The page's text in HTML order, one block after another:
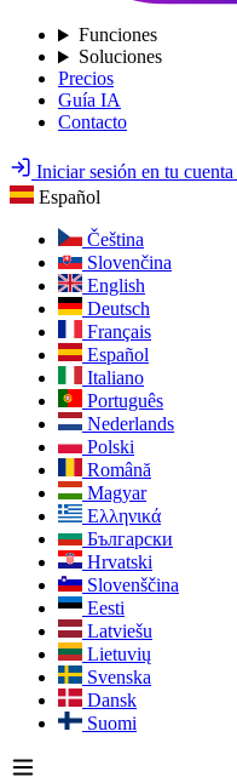
Funciones
Soluciones
Precios
Guía IA
Contacto
Iniciar sesión en tu cuenta
Español
Čeština
Slovenčina
English
Deutsch
Français
Español
Italiano
Português
Nederlands
Polski
Română
Magyar
Ελληνικά
Български
Hrvatski
Slovenščina
Eesti
Latviešu
Lietuvių
Svenska
Dansk
Suomi